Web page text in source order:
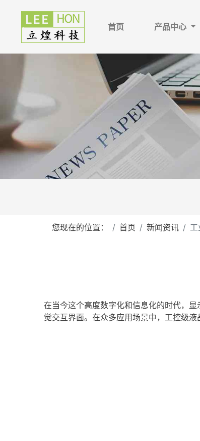
首页 产品中心
您现在的位置： 首页 新闻资讯
在当今这个高度数字化和信息化的时代，
觉交互界面。在众多应用场景中，工控级液